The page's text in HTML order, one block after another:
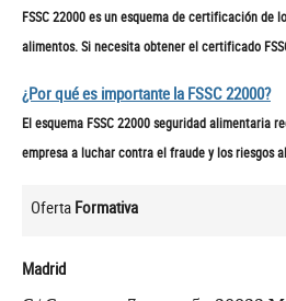
FSSC 22000 es un esquema de certificación de
alimentos. Si necesita obtener el certificado
¿Por qué es importante la FSSC 22000?
El esquema FSSC 22000 seguridad alimentaria
empresa a luchar contra el fraude y los riesgos
Oferta Formativa
Madrid